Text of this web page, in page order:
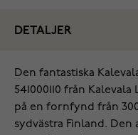
DETALJER
Den fantastiska
541000110 från
på en fornfynd från
sydvästra Finland.